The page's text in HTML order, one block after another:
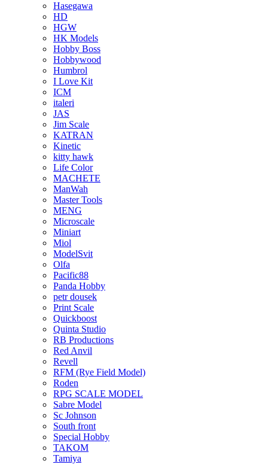
Hasegawa
HD
HGW
HK Models
Hobby Boss
Hobbywood
Humbrol
I Love Kit
ICM
italeri
JAS
Jim Scale
KATRAN
Kinetic
kitty hawk
Life Color
MACHETE
ManWah
Master Tools
MENG
Microscale
Miniart
Miol
ModelSvit
Olfa
Pacific88
Panda Hobby
petr dousek
Print Scale
Quickboost
Quinta Studio
RB Productions
Red Anvil
Revell
RFM (Rye Field Model)
Roden
RPG SCALE MODEL
Sabre Model
Sc Johnson
South front
Special Hobby
TAKOM
Tamiya